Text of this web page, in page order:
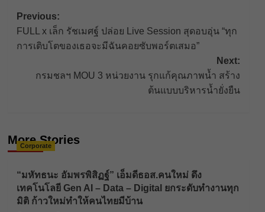
Post
navigation
Previous:
FULL x เล็ก รัชเมศฐ์ ปล่อย Live Session สุดอบอุ่น “ทุก
การเติบโตของเธอจะมีฉันคอยซับพอร์ตเสมอ”
Next:
กรมชลฯ MOU 3 หน่วยงาน รุกแก้คุณภาพน้ำ สร้าง
ต้นแบบบริหารน้ำยั่งยืน
More Stories
Corporate
“มหัทธนะ อัมพรพิสิฏฐ์” เอ็มดีธอส.คนใหม่ ดึง
เทคโนโลยี Gen AI – Data – Digital ยกระดับทำงานทุก
มิติ ก้าวใหม่ทำให้คนไทยมีบ้าน